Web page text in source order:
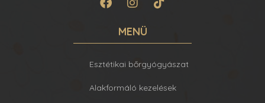
MENÜ
Esztétikai bőrgyógyászat
Alakformáló kezelések